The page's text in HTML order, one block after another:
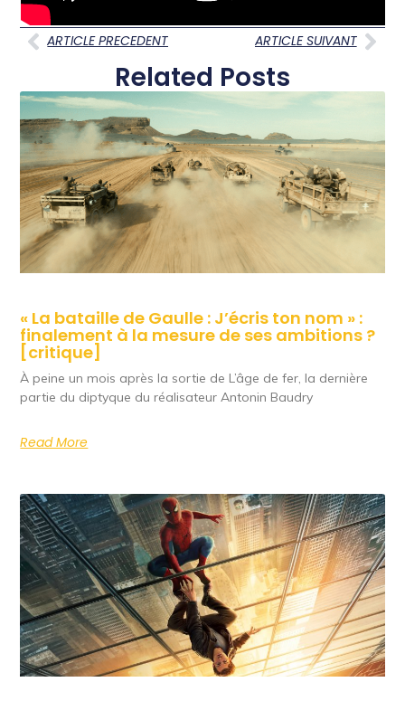
ARTICLE PRECEDENT ARTICLE SUIVANT
Related Posts
« La bataille de Gaulle : J’écris ton nom » :
finalement à la mesure de ses ambitions ?
[critique]
À peine un mois après la sortie de L’âge de fer, la dernière
partie du diptyque du réalisateur Antonin Baudry
Read More